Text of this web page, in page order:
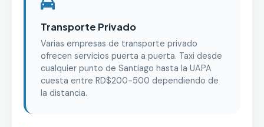
Transporte Privado
Varias empresas de transporte privado
ofrecen servicios puerta a puerta. Taxi desde
cualquier punto de Santiago hasta la UAPA
cuesta entre RD$200-500 dependiendo de
la distancia.